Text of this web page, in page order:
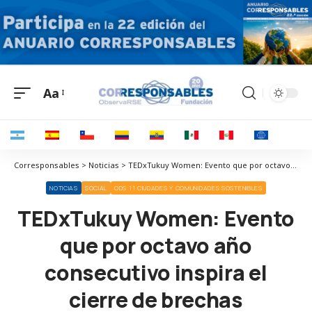
Aa
Corresponsables > Noticias > TEDxTukuy Women: Evento que por octavo año consecutivo inspira el cierre de brechas
NOTICIAS SOCIAL ODS 11 CIUDADES Y COMUNIDADES SOSTENIBLES
TEDxTukuy Women: Evento
que por octavo año
consecutivo inspira el
cierre de brechas